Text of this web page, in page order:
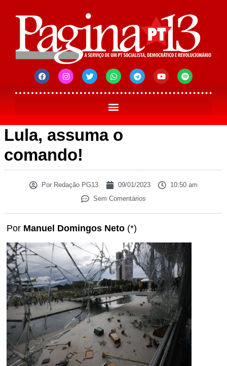
Lula, assuma o
comando!
Por Redação PG13 09/01/2023
10:50 am
Sem Comentários
Por Manuel Domingos Neto (*)